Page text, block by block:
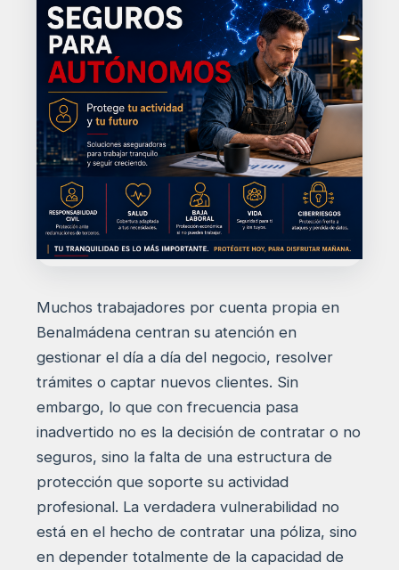
Muchos trabajadores por cuenta propia en
Benalmádena centran su atención en
gestionar el día a día del negocio, resolver
trámites o captar nuevos clientes. Sin
embargo, lo que con frecuencia pasa
inadvertido no es la decisión de contratar o no
seguros, sino la falta de una estructura de
protección que soporte su actividad
profesional. La verdadera vulnerabilidad no
está en el hecho de contratar una póliza, sino
en depender totalmente de la capacidad de